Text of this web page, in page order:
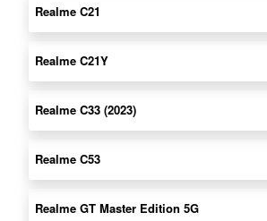
Realme C21
Realme C21Y
Realme C33 (2023)
Realme C53
Realme GT Master Edition 5G